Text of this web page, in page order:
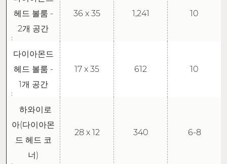
헤드 볼룸 -
2개 공간
36 x 35 1,241 10
다이아몬드
헤드 볼룸 -
1개 공간
17 x 35 612 10
하와이로
아(다이아몬
드 헤드 코
너)
28 x 12 340 6-8